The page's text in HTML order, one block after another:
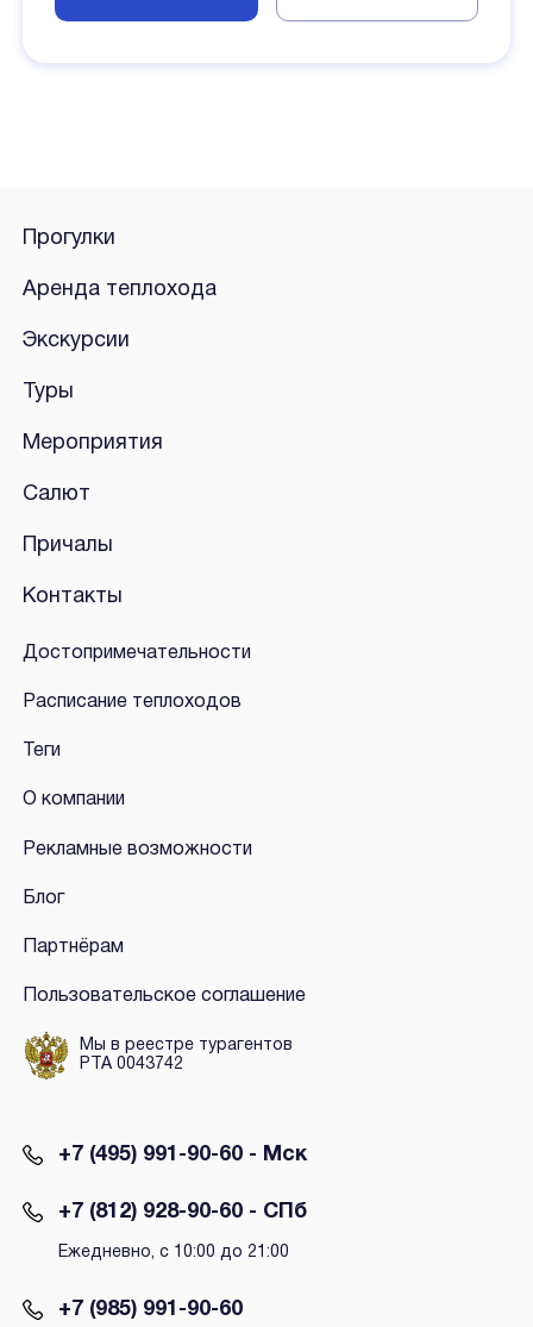
Прогулки
Аренда теплохода
Экскурсии
Туры
Мероприятия
Салют
Причалы
Контакты
Достопримечательности
Расписание теплоходов
Теги
О компании
Рекламные возможности
Блог
Партнёрам
Пользовательское соглашение
Мы в реестре турагентов
РТА 0043742
+7 (495) 991-90-60 - Мск
+7 (812) 928-90-60 - СПб
Ежедневно, с 10:00 до 21:00
+7 (985) 991-90-60